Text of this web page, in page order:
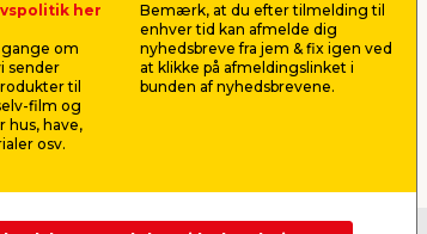
her
gange om
sender
til
film og
hus, have,
osv.
Bemærk, at du efter tilmelding til
enhver tid kan afmelde dig
nyhedsbreve fra jem & fix igen ved
at klikke på afmeldingslinket i
bunden af nyhedsbrevene.